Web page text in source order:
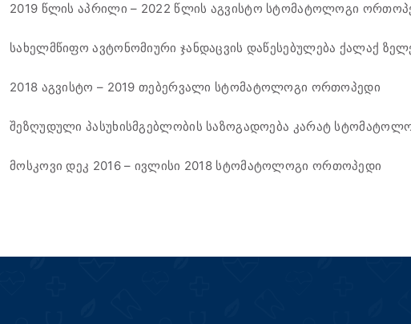
2019 წლის აპრილი – 2022 წლის აგვისტო სტომატოლოგი
სახელმწიფო ავტონომიური ჯანდაცვის დაწესებულება ქალაქ
2018 აგვისტო – 2019 თებერვალი სტომატოლოგი ორთოპედი
შეზღუდული პასუხისმგებლობის საზოგადოება კარატ
მოსკოვი დეკ 2016 – ივლისი 2018 სტომატოლოგი ორთოპედი